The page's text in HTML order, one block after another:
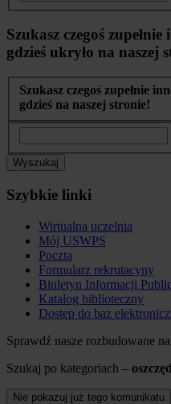
Szukasz czegoś
gdzieś ukryło na naszej
Szukasz czegoś zupełnie
gdzieś na naszej stronie!
Wyszukaj
Szybkie linki
Wirtualna uczelnia
Mój USWPS
Poczta
Formularz rekrutacyny
Biuletyn Informacji
Katalog biblioteczny
Dostęp do baz
Sprawdź nasze rozbudowane
Szukaj po kategoriach –
Nie pokazuj już tego komunikatu